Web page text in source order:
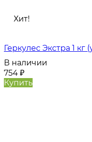
Хит!
Геркулес Экстра 1 кг
В наличии
754 ₽
Купить